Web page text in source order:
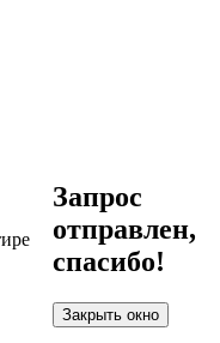
Запрос
отправлен,
спасибо!
Закрыть окно